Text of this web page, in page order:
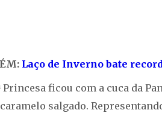
Laço de Inverno bate
Princesa ficou com a cuca da
salgado.